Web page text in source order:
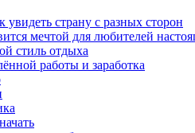
страну с разных сторон
мечтой для любителей
стиль отдыха
работы и заработка